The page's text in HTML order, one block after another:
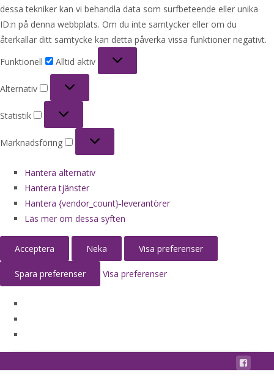
dessa tekniker kan vi behandla data som surfbeteende eller unika
ID:n på denna webbplats. Om du inte samtycker eller om du
återkallar ditt samtycke kan detta påverka vissa funktioner negativt.
Funktionell
Alltid aktiv
Alternativ
Statistik
Marknadsföring
Hantera alternativ
Hantera tjänster
Hantera {vendor_count}-leverantörer
Läs mer om dessa syften
Acceptera Neka Visa preferenser
Spara preferenser Visa preferenser